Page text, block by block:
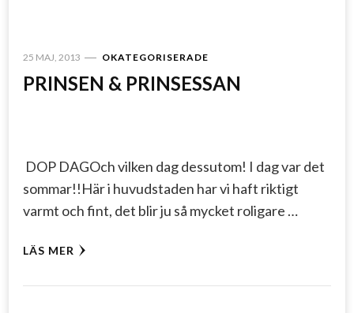
25 MAJ, 2013 OKATEGORISERADE
PRINSEN & PRINSESSAN
DOP DAGOch vilken dag dessutom! I dag var det
sommar!!Här i huvudstaden har vi haft riktigt
varmt och fint, det blir ju så mycket roligare …
LÄS MER